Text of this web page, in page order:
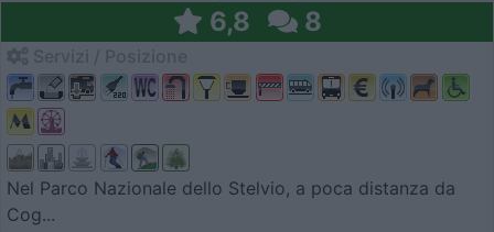
6,8 8
Nel Parco Nazionale dello Stelvio, a poca distanza da
Cog...